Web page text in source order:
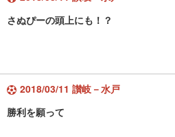
さぬぴーの頭上にも！？
2018/03/11 讃岐－水戸
勝利を願って